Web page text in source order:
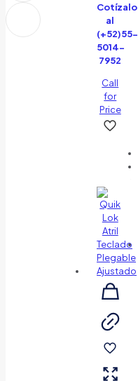
Cotízalo
al
(+52)55-
5014-
7952
Call
for
Price